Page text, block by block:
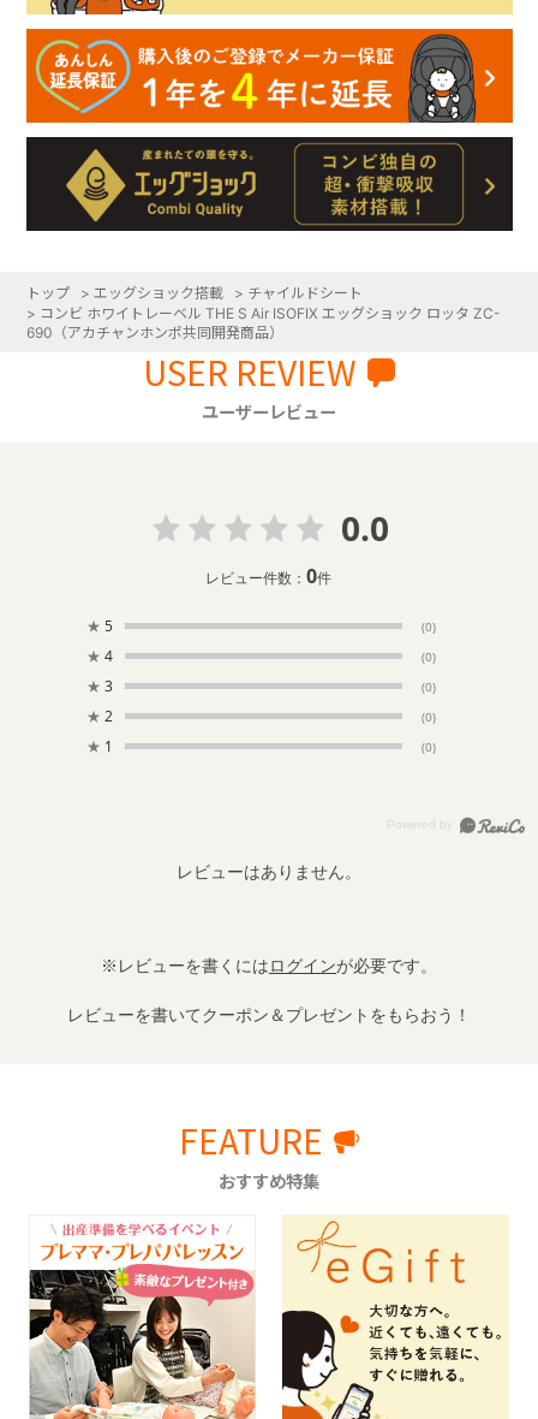
トップ > エッグショック搭載 > チャイルドシート
> コンビ ホワイトレーベル THE S Air ISOFIX エッグショック ロッタ ZC-
690（アカチャンホンポ共同開発商品）
USER REVIEW
ユーザーレビュー
0.0
レビュー件数：0件
★ 5 (0)
★ 4 (0)
★ 3 (0)
★ 2 (0)
★ 1 (0)
レビューはありません。
※レビューを書くにはログインが必要です。
レビューを書いてクーポン＆プレゼントをもらおう！
FEATURE
おすすめ特集